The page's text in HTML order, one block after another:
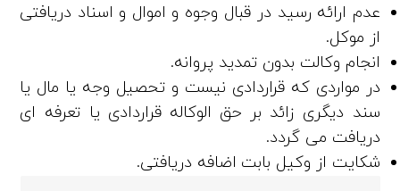
عدم ارائه رسید در قبال وجوه و اموال و اسناد دریافتی
از موکل.
انجام وکالت بدون تمدید پروانه.
در مواردی که قراردادی نیست و تحصیل وجه یا مال یا
سند دیگری زائد بر حق الوکاله قراردادی یا تعرفه‌ ای
دریافت می‌ گردد.
شکایت از وکیل بابت اضافه دریافتی.